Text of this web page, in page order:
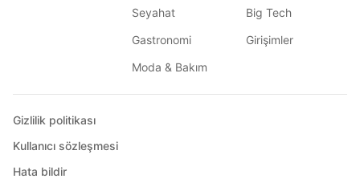
Seyahat
Gastronomi
Moda & Bakım
Big Tech
Girişimler
Gizlilik politikası
Kullanıcı sözleşmesi
Hata bildir